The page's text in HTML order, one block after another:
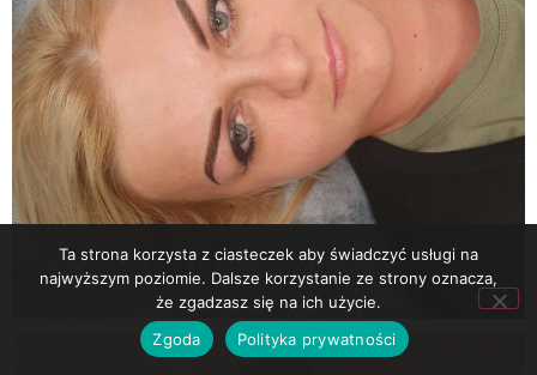
Ta strona korzysta z ciasteczek aby świadczyć usługi na
najwyższym poziomie. Dalsze korzystanie ze strony oznacza,
że zgadzasz się na ich użycie.
Zgoda
Polityka prywatności